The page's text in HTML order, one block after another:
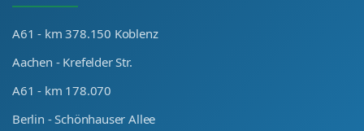
A61 - km 378.150 Koblenz
Aachen - Krefelder Str.
A61 - km 178.070
Berlin - Schönhauser Allee